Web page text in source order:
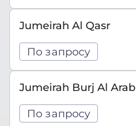
Jumeirah Al Qasr
По запросу
Jumeirah Burj Al Arab
По запросу